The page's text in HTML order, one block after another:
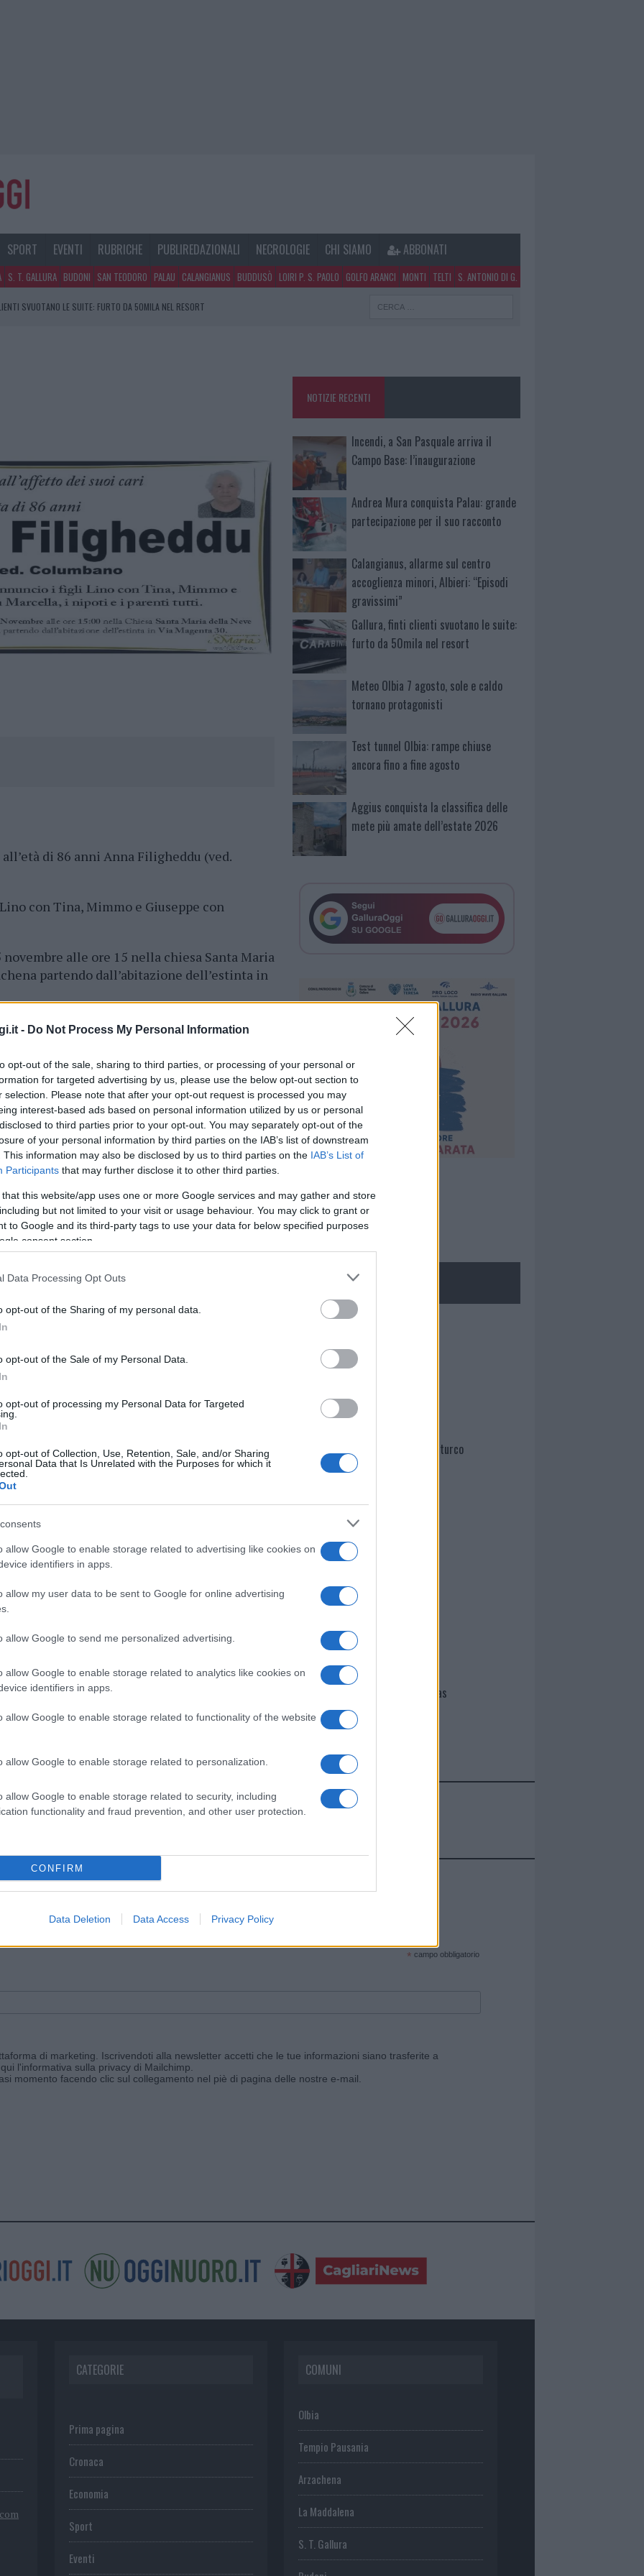
- Do Not Process My Personal Information
opt-out of the sale, sharing to third parties, or processing of your personal or
for targeted advertising by us, please use the below opt-out section to
selection. Please note that after your opt-out request is processed you may
interest-based ads based on personal information utilized by us or personal
to third parties prior to your opt-out. You may separately opt-out of the
of your personal information by third parties on the IAB’s list of downstream
This information may also be disclosed by us to third parties on the IAB’s List of
Participants that may further disclose it to other third parties.
that this website/app uses one or more Google services and may gather and store
but not limited to your visit or usage behaviour. You may click to grant or
to Google and its third-party tags to use your data for below specified purposes
consent section.
Data Processing Opt Outs
opt-out of the Sharing of my personal data.
opt-out of the Sale of my Personal Data.
opt-out of processing my Personal Data for Targeted
opt-out of Collection, Use, Retention, Sale, and/or Sharing
Data that Is Unrelated with the Purposes for which it
allow Google to enable storage related to advertising like cookies on
identifiers in apps.
allow my user data to be sent to Google for online advertising
allow Google to send me personalized advertising.
allow Google to enable storage related to analytics like cookies on
identifiers in apps.
allow Google to enable storage related to functionality of the website
allow Google to enable storage related to personalization.
allow Google to enable storage related to security, including
functionality and fraud prevention, and other user protection.
CONFIRM
Data Deletion Data Access Privacy Policy
SPORT EVENTI RUBRICHE PUBLIREDAZIONALI NECROLOGIE CHI SIAMO ABBONATI
S. T. GALLURA BUDONI SAN TEODORO PALAU CALANGIANUS BUDDUSÒ LOIRI P. S. PAOLO GOLFO ARANCI MONTI TELTI S. ANTONIO DI G.
SVUOTANO LE SUITE: FURTO DA 50MILA NEL RESORT
SOLE E CALDO TORNANO PROTAGONISTI
ACCOGLIENZA MINORI, ALBIERI: “EPISODI GRAVISSIMI”
di 86 anni Anna Filigheddu (ved.
con Tina, Mimmo e Giuseppe con
alle ore 15 nella chiesa Santa Maria
partendo dall’abitazione dell’estinta in
cliccando qui
nella sezione
Necrologie Gallura
Prossimo articolo
NOTIZIE RECENTI
Incendi, a San Pasquale arriva il
Campo Base: l’inaugurazione
Andrea Mura conquista Palau: grande
partecipazione per il suo racconto
Calangianus, allarme sul centro
accoglienza minori, Albieri: “Episodi
gravissimi”
Gallura, finti clienti svuotano le suite:
furto da 50mila nel resort
Meteo Olbia 7 agosto, sole e caldo
tornano protagonisti
Test tunnel Olbia: rampe chiuse
ancora fino a fine agosto
Aggius conquista la classifica delle
mete più amate dell’estate 2026
NECROLOGIE
Martina Agostina Diturco
I nostri cari
I nostri cari
Giovannimaria Cabras
Invia un Comunicato Stampa|Pubblicità|Segnala
e ricevi le nostre email periodiche contenenti le ultime notizie pubblicate sul sito web!
* campo obbligatorio
di marketing. Iscrivendoti alla newsletter accetti che le tue informazioni siano trasferite a
l'informativa sulla privacy di Mailchimp
momento facendo clic sul collegamento nel piè di pagina delle nostre e-mail.
CATEGORIE
Prima pagina
Cronaca
Economia
Sport
Eventi
COMUNI
Olbia
Tempio Pausania
Arzachena
La Maddalena
S. T. Gallura